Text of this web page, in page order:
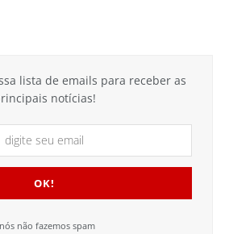
lista de emails para receber as
notícias!
não fazemos spam